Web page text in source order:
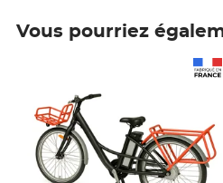
Vous pourriez